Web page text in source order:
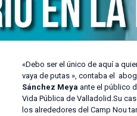
«Debo ser el único de aquí a
vaya de putas », contaba el
Sánchez Meya ante el público
Vida Pública de Valladolid.Su
los alrededores del Camp Nou